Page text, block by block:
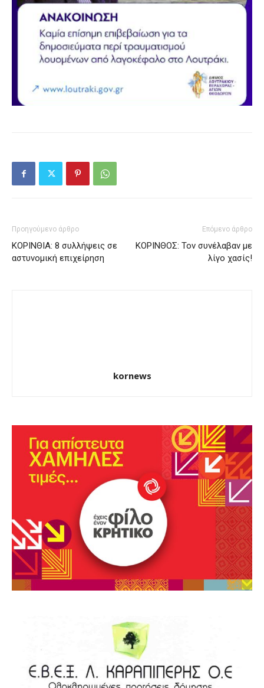
Προηγούμενο άρθρο
ΚΟΡΙΝΘΙΑ: 8 συλλήψεις σε
αστυνομική επιχείρηση
Επόμενο άρθρο
ΚΟΡΙΝΘΟΣ: Τον συνέλαβαν με
λίγο χασίς!
kornews